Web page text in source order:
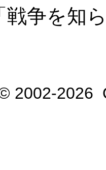
戦争を知
2002-2026